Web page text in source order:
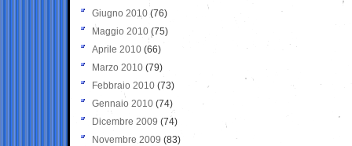
Giugno 2010 (76)
Maggio 2010 (75)
Aprile 2010 (66)
Marzo 2010 (79)
Febbraio 2010 (73)
Gennaio 2010 (74)
Dicembre 2009 (74)
Novembre 2009 (83)